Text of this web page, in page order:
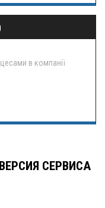
в компанії
СЕРВИСА